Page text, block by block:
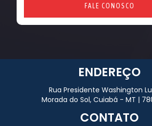
FALE CONOSCO
ENDEREÇO
Rua Presidente Washington
Morada do Sol, Cuiabá - MT |
CONTATO